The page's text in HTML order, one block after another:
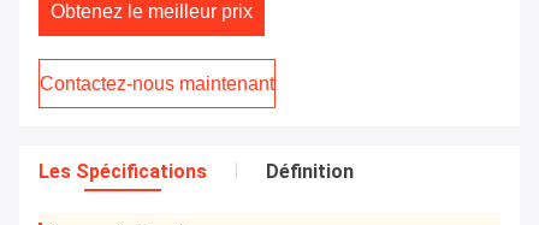
Obtenez le meilleur prix
Contactez-nous maintenant
Les Spécifications Définition